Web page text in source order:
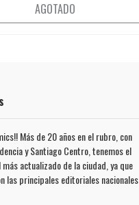
AGOTADO
Más de 20 años en el rubro, con
y Santiago Centro, tenemos el
actualizado de la ciudad, ya que
las principales editoriales nacionales